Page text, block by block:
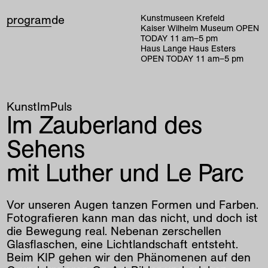
programde
Kunstmuseen Krefeld
Kaiser Wilhelm Museum OPEN
TODAY 11 am–5 pm
Haus Lange Haus Esters
OPEN TODAY 11 am–5 pm
KunstImPuls
Im Zauberland des
Sehens
mit Luther und Le Parc
Vor unseren Augen tanzen Formen und Farben.
Fotografieren kann man das nicht, und doch ist
die Bewegung real. Nebenan zerschellen
Glasflaschen, eine Lichtlandschaft entsteht.
Beim KIP gehen wir den Phänomenen auf den